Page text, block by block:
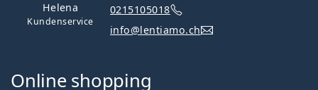
Helena
Kundenservice
0215105018
info@lentiamo.ch
Online shopping